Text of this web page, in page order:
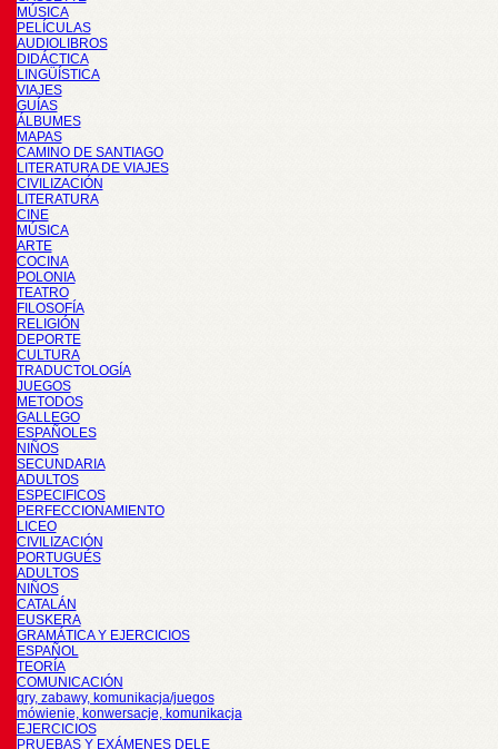
MÚSICA
PELÍCULAS
AUDIOLIBROS
DIDÁCTICA
LINGÜÍSTICA
VIAJES
GUÍAS
ÁLBUMES
MAPAS
CAMINO DE SANTIAGO
LITERATURA DE VIAJES
CIVILIZACIÓN
LITERATURA
CINE
MÚSICA
ARTE
COCINA
POLONIA
TEATRO
FILOSOFÍA
RELIGIÓN
DEPORTE
CULTURA
TRADUCTOLOGÍA
JUEGOS
METODOS
GALLEGO
ESPAÑOLES
NIÑOS
SECUNDARIA
ADULTOS
ESPECIFICOS
PERFECCIONAMIENTO
LICEO
CIVILIZACIÓN
PORTUGUÉS
ADULTOS
NIÑOS
CATALÁN
EUSKERA
GRAMÁTICA Y EJERCICIOS
ESPAÑOL
TEORÍA
COMUNICACIÓN
gry, zabawy, komunikacja/juegos
mówienie, konwersacje, komunikacja
EJERCICIOS
PRUEBAS Y EXÁMENES DELE